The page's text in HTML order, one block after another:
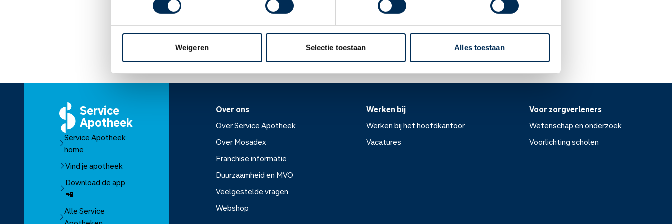
Weigeren Selectie toestaan Alles toestaan
Lees meer op apotheek.nl
Service
Apotheek
Service Apotheek
home
Vind je apotheek
Download de app
📲
Alle Service
Over ons
Over Service Apotheek
Over Mosadex
Franchise informatie
Duurzaamheid en MVO
Veelgestelde vragen
Webshop
Werken bij
Werken bij het hoofdkantoor
Vacatures
Voor zorgverleners
Wetenschap en onderzoek
Voorlichting scholen